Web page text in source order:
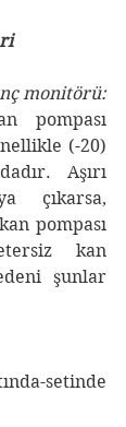
monitörü:
pompası
(-20)
Aşırı
çıkarsa,
pompası
kan
şunlar
setinde